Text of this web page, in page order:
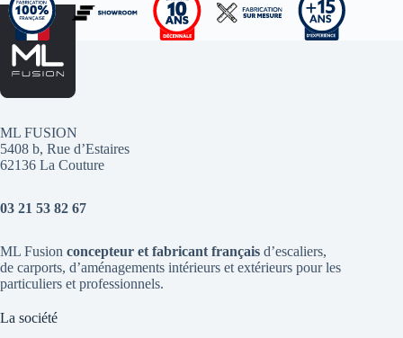
ML FUSION
5408 b, Rue d’Estaires
62136 La Couture
03 21 53 82 67
ML Fusion concepteur et fabricant français d’escaliers,
de carports, d’aménagements intérieurs et extérieurs pour les
particuliers et professionnels.
La société